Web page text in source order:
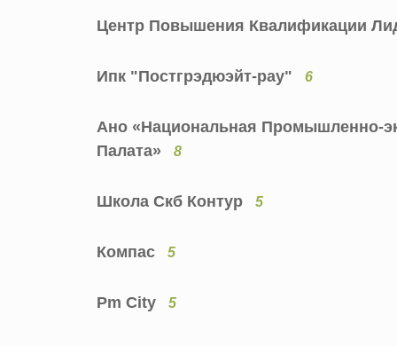
Центр Повышения Квалификации
Ипк "Постгрэдюэйт-рау" 6
Ано «Национальная Промышленно-
Палата»
8
Школа Скб Контур 5
Компас 5
Pm City 5